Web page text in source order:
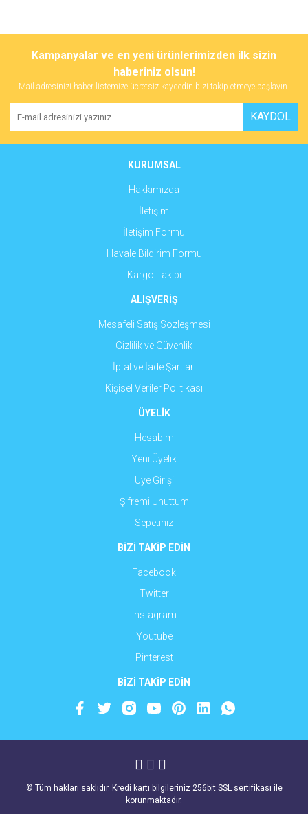
Bu ürüne ilk yorumu siz yapın!
Yorum Yaz
tarafımıza iletebilirsiniz.
Görüş ve önerileriniz için teşekkür ederiz.
Ürün resmi kalitesiz, bozuk veya görüntülenemiyor.
Ürün açıklamasında eksik bilgiler bulunuyor.
Ürün fiyatı diğer sitelerden daha pahalı.
Gönder
Kampanyalar ve en yeni ürünlerimizden ilk sizin
haberiniz olsun!
Mail adresinizi haber listemize ücretsiz kaydedin bizi takip etmeye başlayın.
KAYDOL
KURUMSAL
Hakkımızda
İletişim
İletişim Formu
Havale Bildirim Formu
Kargo Takibi
ALIŞVERİŞ
Mesafeli Satış Sözleşmesi
Gizlilik ve Güvenlik
İptal ve İade Şartları
Kişisel Veriler Politikası
ÜYELİK
Hesabım
Yeni Üyelik
Üye Girişi
Şifremi Unuttum
Sepetiniz
BİZİ TAKİP EDİN
Facebook
Twitter
Instagram
Youtube
Pinterest
BİZİ TAKİP EDİN
© Tüm hakları saklıdır. Kredi kartı bilgileriniz 256bit SSL sertifikası ile
korunmaktadır.